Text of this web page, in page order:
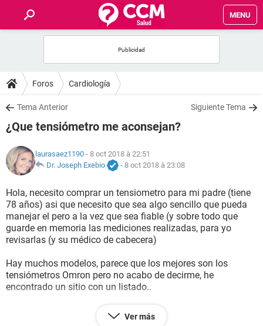
MENU
FORUMS
SALUD
FAMILIA
NUTRICIÓN
BIENESTAR
SEXUALIDAD
Foros Cardiología
Tema Anterior Siguiente Tema
¿Que tensiómetro me aconsejan?
laurasaez1190 - 8 oct 2018 à 22:51
Dr. Joseph Exebio
- 8 oct 2018 à 23:08
Hola, necesito comprar un tensiometro para mi padre (tiene
78 años) asi que necesito que sea algo sencillo que pueda
manejar el pero a la vez que sea fiable (y sobre todo que
guarde en memoria las mediciones realizadas, para yo
revisarlas (y su médico de cabecera)
Hay muchos modelos, parece que los mejores son los
tensiómetros Omron pero no acabo de decirme, he
encontrado un sitio con un listado..
https://www.tensiometrodigital.online/mas-vendidos/
Ver más